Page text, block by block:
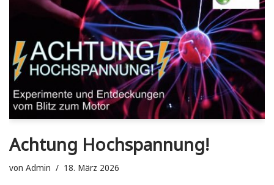
Achtung Hochspannung!
von Admin 18. März 2026